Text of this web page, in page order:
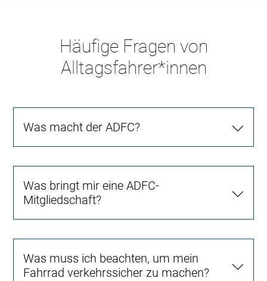
Häufige Fragen von
Alltagsfahrer*innen
Was macht der ADFC?
Was bringt mir eine ADFC-
Mitgliedschaft?
Was muss ich beachten, um mein
Fahrrad verkehrssicher zu machen?